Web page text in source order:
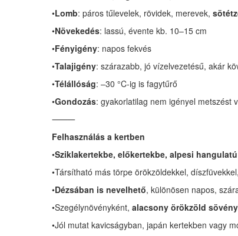
•Lomb: páros tűlevelek, rövidek, merevek,
•Növekedés: lassú, évente kb. 10–15 cm
•Fényigény: napos fekvés
•Talajigény: szárazabb, jó vízelvezetésű, akár
•Télállóság: –30 °C-ig is fagytűrő
•Gondozás: gyakorlatilag nem igényel metszést
⸻
Felhasználás a kertben
•Sziklakertekbe, előkertekbe, alpesi
•Társítható más törpe örökzöldekkel,
•Dézsában is nevelhető, különösen napos,
•Szegélynövényként, alacsony örökzöld
•Jól mutat kavicságyban, japán kertekben vagy